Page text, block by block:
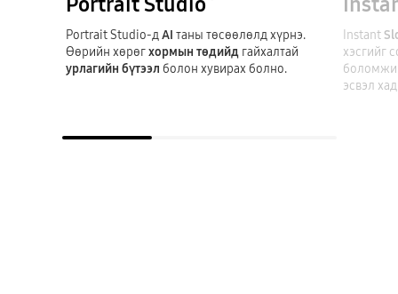
Portrait Studio-дAI таны төсөөлөлд хүрнэ.
Өөрийн хөрөгхормын төдийд гайхалтай
урлагийн бүтээл болон хувирах болно.
Instant
хэсгийг
эсвэл